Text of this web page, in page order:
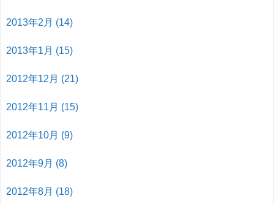
2013年2月 (14)
2013年1月 (15)
2012年12月 (21)
2012年11月 (15)
2012年10月 (9)
2012年9月 (8)
2012年8月 (18)